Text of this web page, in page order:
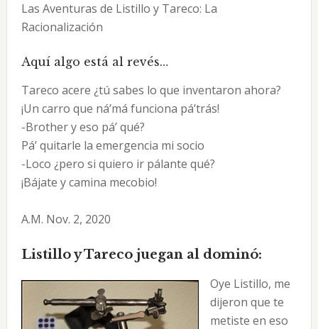
Las Aventuras de Listillo y Tareco: La
Racionalización
Aquí algo está al revés…
Tareco acere ¿tú sabes lo que inventaron ahora?
¡Un carro que ná’má funciona pá’trás!
-Brother y eso pá’ qué?
Pá’ quitarle la emergencia mi socio
-Loco ¿pero si quiero ir pálante qué?
¡Bájate y camina mecobio!
A.M. Nov. 2, 2020
Listillo y Tareco juegan al dominó:
Oye Listillo, me
dijeron que te
metiste en eso